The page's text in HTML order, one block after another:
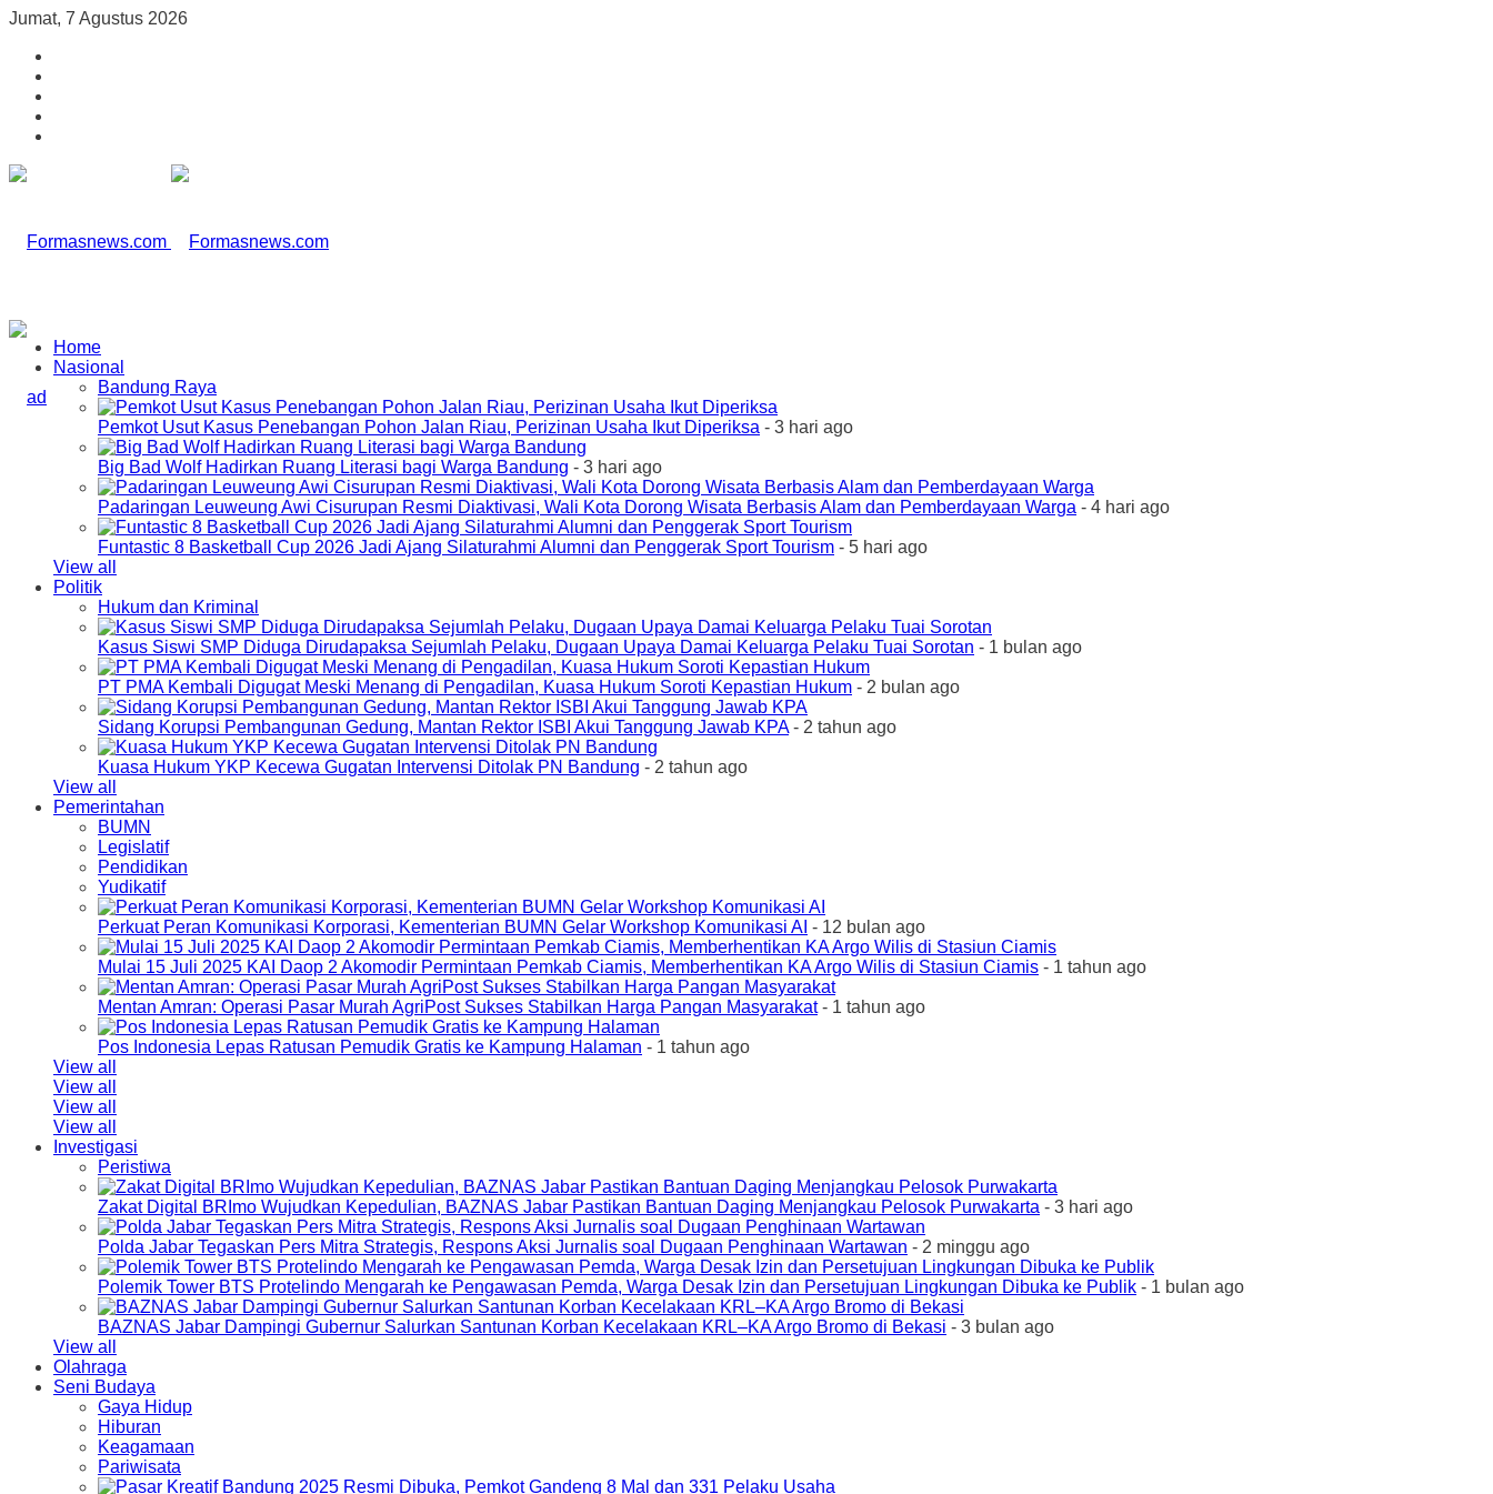
Jumat, 7 Agustus 2026
Home
Nasional
Bandung Raya
Pemkot Usut Kasus Penebangan Pohon Jalan Riau, Perizinan Usaha Ikut Diperiksa - 3 hari ago
Big Bad Wolf Hadirkan Ruang Literasi bagi Warga Bandung - 3 hari ago
Padaringan Leuweung Awi Cisurupan Resmi Diaktivasi, Wali Kota Dorong Wisata Berbasis Alam dan Pemberdayaan Warga - 4 hari ago
Funtastic 8 Basketball Cup 2026 Jadi Ajang Silaturahmi Alumni dan Penggerak Sport Tourism - 5 hari ago
View all
Politik
Hukum dan Kriminal
Kasus Siswi SMP Diduga Dirudapaksa Sejumlah Pelaku, Dugaan Upaya Damai Keluarga Pelaku Tuai Sorotan - 1 bulan ago
PT PMA Kembali Digugat Meski Menang di Pengadilan, Kuasa Hukum Soroti Kepastian Hukum - 2 bulan ago
Sidang Korupsi Pembangunan Gedung, Mantan Rektor ISBI Akui Tanggung Jawab KPA- 2 tahun ago
Kuasa Hukum YKP Kecewa Gugatan Intervensi Ditolak PN Bandung - 2 tahun ago
View all
Pemerintahan
BUMN
Legislatif
Pendidikan
Yudikatif
Perkuat Peran Komunikasi Korporasi, Kementerian BUMN Gelar Workshop Komunikasi AI - 12 bulan ago
Mulai 15 Juli 2025 KAI Daop 2 Akomodir Permintaan Pemkab Ciamis, Memberhentikan KA Argo Wilis di Stasiun Ciamis - 1 tahun ago
Mentan Amran: Operasi Pasar Murah AgriPost Sukses Stabilkan Harga Pangan Masyarakat- 1 tahun ago
Pos Indonesia Lepas Ratusan Pemudik Gratis ke Kampung Halaman - 1 tahun ago
View all
View all
View all
View all
Investigasi
Peristiwa
Zakat Digital BRImo Wujudkan Kepedulian, BAZNAS Jabar Pastikan Bantuan Daging Menjangkau Pelosok Purwakarta - 3 hari ago
Polda Jabar Tegaskan Pers Mitra Strategis, Respons Aksi Jurnalis soal Dugaan Penghinaan Wartawan - 2 minggu ago
Polemik Tower BTS Protelindo Mengarah ke Pengawasan Pemda, Warga Desak Izin dan Persetujuan Lingkungan Dibuka ke Publik - 1 bulan ago
BAZNAS Jabar Dampingi Gubernur Salurkan Santunan Korban Kecelakaan KRL–KA Argo Bromo di Bekasi - 3 bulan ago
View all
Olahraga
Seni Budaya
Gaya Hidup
Hiburan
Keagamaan
Pariwisata